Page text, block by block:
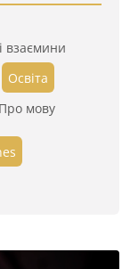
взаємини
Освіта
Про мову